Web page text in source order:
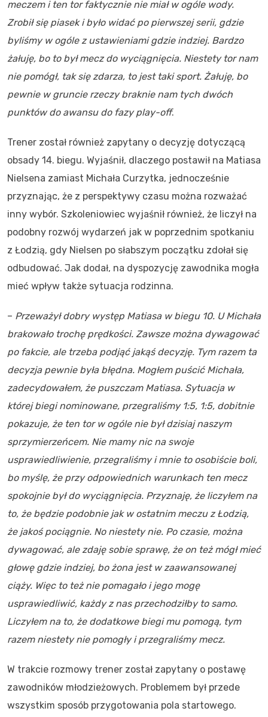
meczem i ten tor faktycznie nie miał w ogóle wody.
Zrobił się piasek i było widać po pierwszej serii, gdzie
byliśmy w ogóle z ustawieniami gdzie indziej. Bardzo
żałuję, bo to był mecz do wyciągnięcia. Niestety tor nam
nie pomógł, tak się zdarza, to jest taki sport. Żałuję, bo
pewnie w gruncie rzeczy braknie nam tych dwóch
punktów do awansu do fazy play-off.
Trener został również zapytany o decyzję dotyczącą
obsady 14. biegu. Wyjaśnił, dlaczego postawił na Matiasa
Nielsena zamiast Michała Curzytka, jednocześnie
przyznając, że z perspektywy czasu można rozważać
inny wybór. Szkoleniowiec wyjaśnił również, że liczył na
podobny rozwój wydarzeń jak w poprzednim spotkaniu
z Łodzią, gdy Nielsen po słabszym początku zdołał się
odbudować. Jak dodał, na dyspozycję zawodnika mogła
mieć wpływ także sytuacja rodzinna.
– Przeważył dobry występ Matiasa w biegu 10. U Michała
brakowało trochę prędkości. Zawsze można dywagować
po fakcie, ale trzeba podjąć jakąś decyzję. Tym razem ta
decyzja pewnie była błędna. Mogłem puścić Michała,
zadecydowałem, że puszczam Matiasa. Sytuacja w
której biegi nominowane, przegraliśmy 1:5, 1:5, dobitnie
pokazuje, że ten tor w ogóle nie był dzisiaj naszym
sprzymierzeńcem. Nie mamy nic na swoje
usprawiedliwienie, przegraliśmy i mnie to osobiście boli,
bo myślę, że przy odpowiednich warunkach ten mecz
spokojnie był do wyciągnięcia. Przyznaję, że liczyłem na
to, że będzie podobnie jak w ostatnim meczu z Łodzią,
że jakoś pociągnie. No niestety nie. Po czasie, można
dywagować, ale zdaję sobie sprawę, że on też mógł mieć
głowę gdzie indziej, bo żona jest w zaawansowanej
ciąży. Więc to też nie pomagało i jego mogę
usprawiedliwić, każdy z nas przechodziłby to samo.
Liczyłem na to, że dodatkowe biegi mu pomogą, tym
razem niestety nie pomogły i przegraliśmy mecz.
W trakcie rozmowy trener został zapytany o postawę
zawodników młodzieżowych. Problemem był przede
wszystkim sposób przygotowania pola startowego.